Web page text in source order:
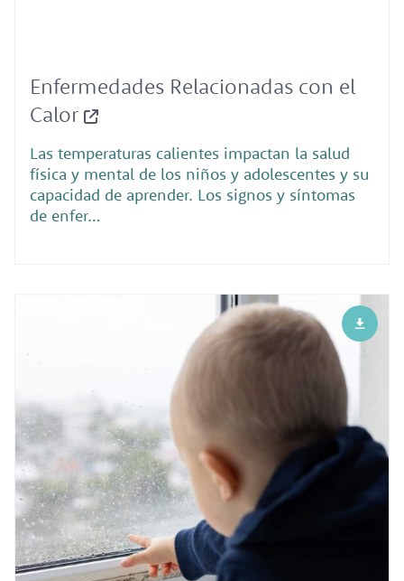
Enfermedades Relacionadas con el
Calor
Las temperaturas calientes impactan la salud
física y mental de los niños y adolescentes y su
capacidad de aprender. Los signos y síntomas
de enfer…